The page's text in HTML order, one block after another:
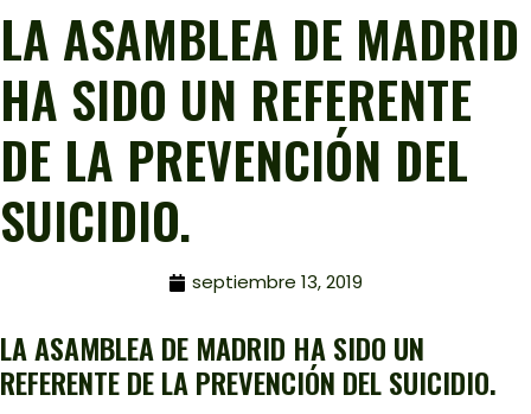
LA ASAMBLEA DE MADRID
HA SIDO UN REFERENTE
DE LA PREVENCIÓN DEL
SUICIDIO.
septiembre 13, 2019
LA ASAMBLEA DE MADRID HA SIDO UN
REFERENTE DE LA PREVENCIÓN DEL SUICIDIO.